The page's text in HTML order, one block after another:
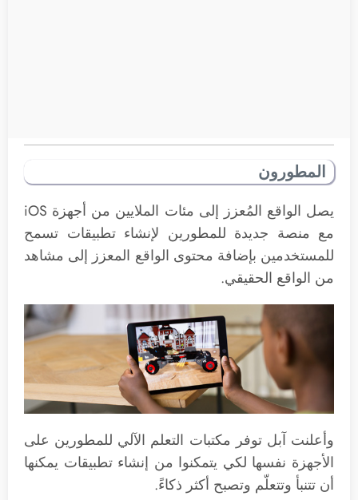
المطورون
يصل الواقع المُعزز إلى مئات الملايين من أجهزة iOS
مع منصة جديدة للمطورين لإنشاء تطبيقات تسمح
للمستخدمين بإضافة محتوى الواقع المعزز إلى مشاهد
من الواقع الحقيقي.
وأعلنت آبل توفر مكتبات التعلم الآلي للمطورين على
الأجهزة نفسها لكي يتمكنوا من إنشاء تطبيقات يمكنها
أن تتنبأ وتتعلّم وتصبح أكثر ذكاءً.